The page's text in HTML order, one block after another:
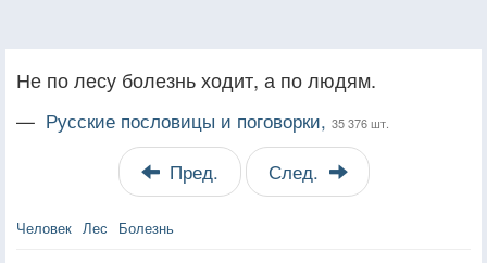
Не по лесу болезнь ходит, а по людям.
— Русские пословицы и поговорки, 35 376 шт.
Пред. След.
Человек Лес Болезнь